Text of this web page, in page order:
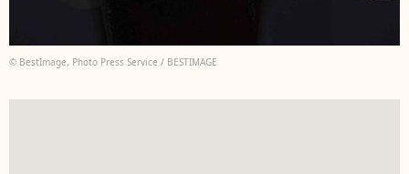
© BestImage, Photo Press Service / BESTIMAGE